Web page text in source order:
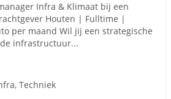
Infra & Klimaat bij een
Houten | Fulltime |
per maand Wil jij een strategische
infrastructuur...
Techniek